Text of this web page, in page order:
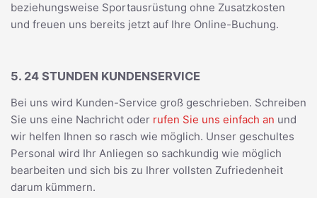
beziehungsweise Sportausrüstung ohne Zusatzkosten
und freuen uns bereits jetzt auf Ihre Online-Buchung.
5. 24 STUNDEN KUNDENSERVICE
Bei uns wird Kunden-Service groß geschrieben. Schreiben
Sie uns eine Nachricht oder rufen Sie uns einfach an und
wir helfen Ihnen so rasch wie möglich. Unser geschultes
Personal wird Ihr Anliegen so sachkundig wie möglich
bearbeiten und sich bis zu Ihrer vollsten Zufriedenheit
darum kümmern.